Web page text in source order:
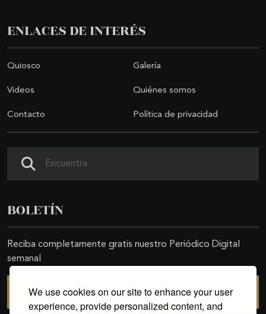
We use cookies on our site to enhance your user
experience, provide personalized content, and
ENLACES DE INTERÉS
Quiosco Galería
Videos Quiénes somos
Contacto Política de privacidad
BOLETÍN
Reciba completamente gratis nuestro Periódico Digital
semanal
SUSCRIBIRSE